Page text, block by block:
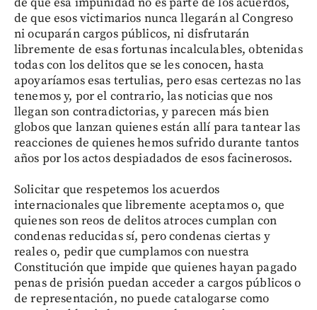
de que esos victimarios nunca llegarán al Congreso
ni ocuparán cargos públicos, ni disfrutarán
libremente de esas fortunas incalculables, obtenidas
todas con los delitos que se les conocen, hasta
apoyaríamos esas tertulias, pero esas certezas no las
tenemos y, por el contrario, las noticias que nos
llegan son contradictorias, y parecen más bien
globos que lanzan quienes están allí para tantear las
reacciones de quienes hemos sufrido durante tantos
años por los actos despiadados de esos facinerosos.
Solicitar que respetemos los acuerdos
internacionales que libremente aceptamos o, que
quienes son reos de delitos atroces cumplan con
condenas reducidas sí, pero condenas ciertas y
reales o, pedir que cumplamos con nuestra
Constitución que impide que quienes hayan pagado
penas de prisión puedan acceder a cargos públicos o
de representación, no puede catalogarse como